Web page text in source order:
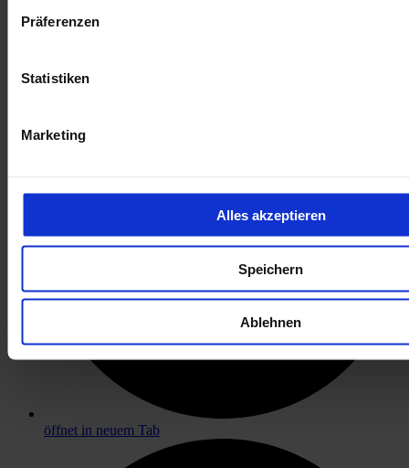
Präferenzen
Statistiken
Marketing
Alles akzeptieren
Speichern
Ablehnen
öffnet in neuem Tab